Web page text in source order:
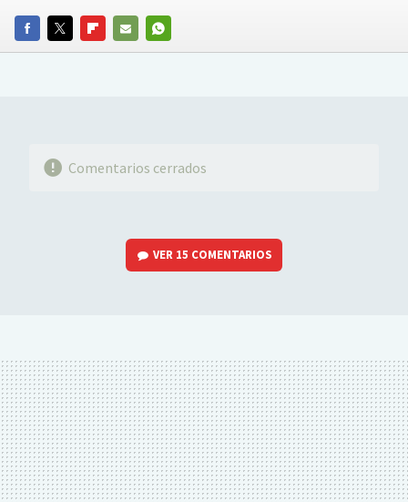
FACEBOOKTWITTERFLIPBOARD
E-
WHATSAPP
Comentarios cerrados
VER 15 COMENTARIOS